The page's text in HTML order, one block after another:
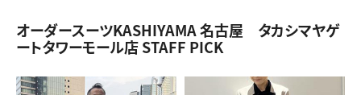
オーダースーツKASHIYAMA 名古屋 タカシマヤゲ
ートタワーモール店 STAFF PICK